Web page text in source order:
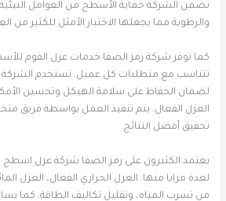
تضمن الشركة حماية الأسطح من العوامل البيئية
والرطوبة مما يجعلها الاختيار الأمثل للكثير من
كما توفر شركة رمز الصفا خدمات عزل الفوم
تتناسب مع متطلبات كل عميل. تستخدم الشركة
لضمان الحفاظ على سلامة الهيكل وتحسين
العزل الفعال. يتم تنفيذ العمل بواسطة
تحقيق أفضل النتائج.
يعتمد الكثيرون على رمز الصفا شركة عزل اسطح
لعدة مزايا منها: العزل الحراري الفعال، العزل
من تسرب المياه، وتقليل تكاليف الطاقة. كما